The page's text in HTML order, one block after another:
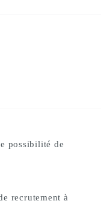
possibilité de
recrutement à